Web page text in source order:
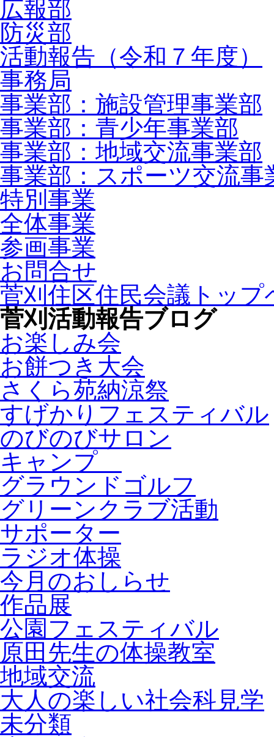
広報部
防災部
活動報告（令和７年度）
事務局
事業部：施設管理事業部
事業部：青少年事業部
事業部：地域交流事業部
事業部：スポーツ交流事
特別事業
全体事業
参画事業
お問合せ
菅刈住区住民会議トップ
菅刈活動報告ブログ
お楽しみ会
お餅つき大会
さくら苑納涼祭
すげかりフェスティバル
のびのびサロン
キャンプ
グラウンドゴルフ
グリーンクラブ活動
サポーター
ラジオ体操
今月のおしらせ
作品展
公園フェスティバル
原田先生の体操教室
地域交流
大人の楽しい社会科見学
未分類